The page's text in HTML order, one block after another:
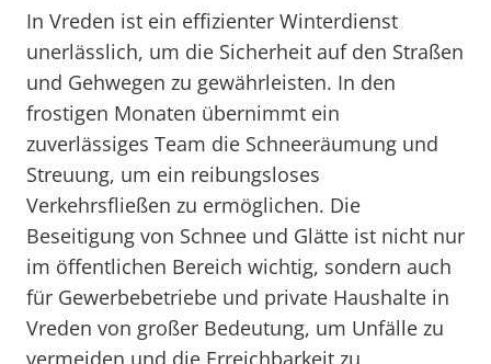
In Vreden ist ein effizienter Winterdienst
unerlässlich, um die Sicherheit auf den Straßen
und Gehwegen zu gewährleisten. In den
frostigen Monaten übernimmt ein
zuverlässiges Team die Schneeräumung und
Streuung, um ein reibungsloses
Verkehrsfließen zu ermöglichen. Die
Beseitigung von Schnee und Glätte ist nicht nur
im öffentlichen Bereich wichtig, sondern auch
für Gewerbebetriebe und private Haushalte in
Vreden von großer Bedeutung, um Unfälle zu
vermeiden und die Erreichbarkeit zu